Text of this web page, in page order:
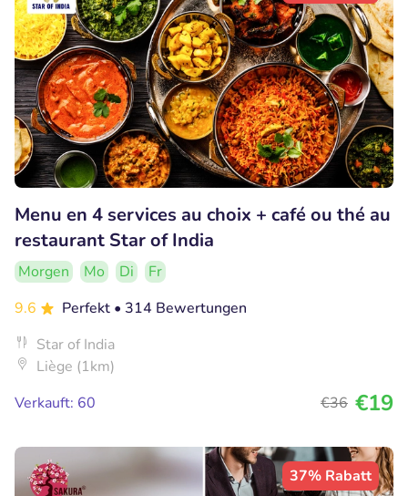
Menu en 4 services au choix + café ou thé au
restaurant Star of India
Morgen Mo Di
Fr
9.6
Perfekt • 314 Bewertungen
Star of India
Liège (1km)
Verkauft: 60
€36 €19
37% Rabatt